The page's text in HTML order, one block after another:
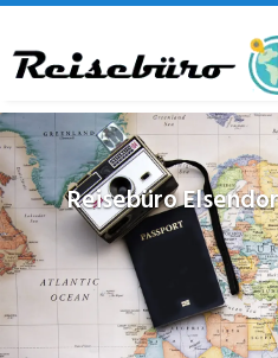
to
main
content
Reisebüro